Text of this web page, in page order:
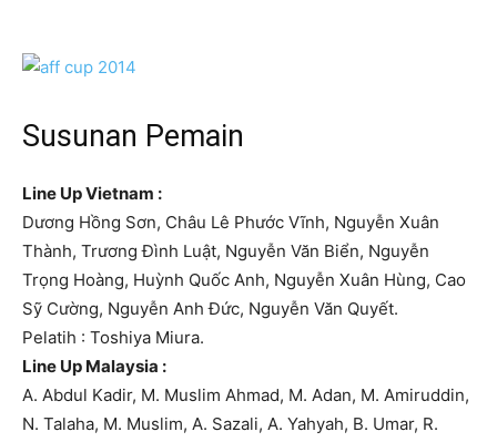
Susunan Pemain
Line Up Vietnam :
Dương Hồng Sơn, Châu Lê Phước Vĩnh, Nguyễn Xuân
Thành, Trương Đình Luật, Nguyễn Văn Biển, Nguyễn
Trọng Hoàng, Huỳnh Quốc Anh, Nguyễn Xuân Hùng, Cao
Sỹ Cường, Nguyễn Anh Đức, Nguyễn Văn Quyết.
Pelatih : Toshiya Miura.
Line Up Malaysia :
A. Abdul Kadir, M. Muslim Ahmad, M. Adan, M. Amiruddin,
N. Talaha, M. Muslim, A. Sazali, A. Yahyah, B. Umar, R.